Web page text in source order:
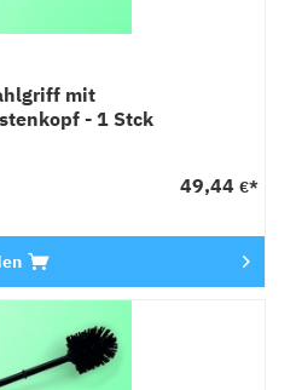
mit
- 1 Stck
49,44 €*